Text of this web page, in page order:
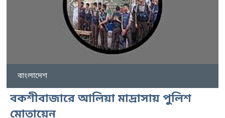
বাংলাদেশ
বকশীবাজারে আলিয়া মাদ্রাসায় পুলিশ
মোতায়েন